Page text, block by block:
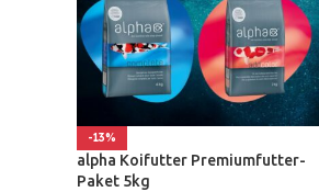
-13%
alpha Koifutter Premiumfutter-
Paket 5kg